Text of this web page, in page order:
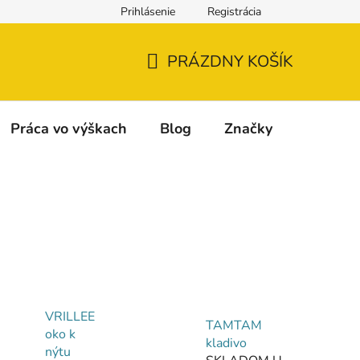
Reklamácia a vrátenie tovaru
Prihlásenie Registrácia
KOŠÍK
PRÁZDNY KOŠÍK
Práca vo výškach Blog Značky
VRILLEE
oko k
nýtu
TAMTAM
kladivo